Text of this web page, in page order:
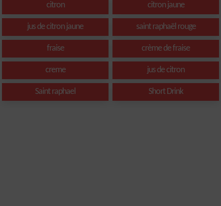
citron citron jaune
jus de citron jaune saint raphaël rouge
fraise crème de fraise
creme jus de citron
Saint raphael Short Drink